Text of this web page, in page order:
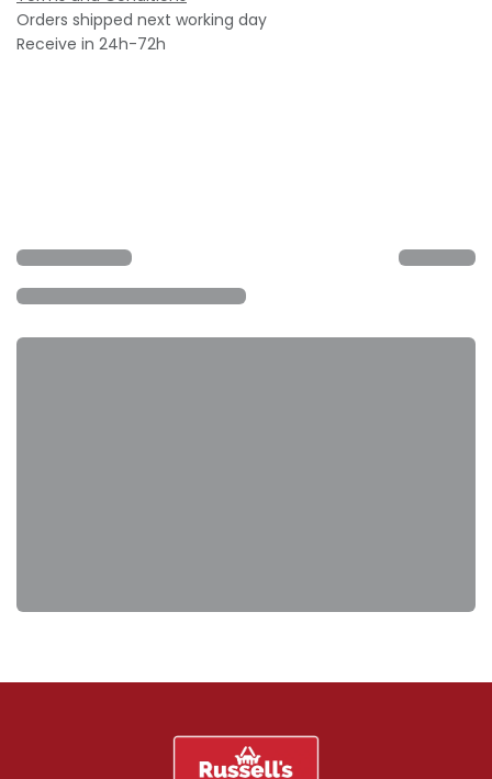
Orders shipped next working day
Receive in 24h-72h